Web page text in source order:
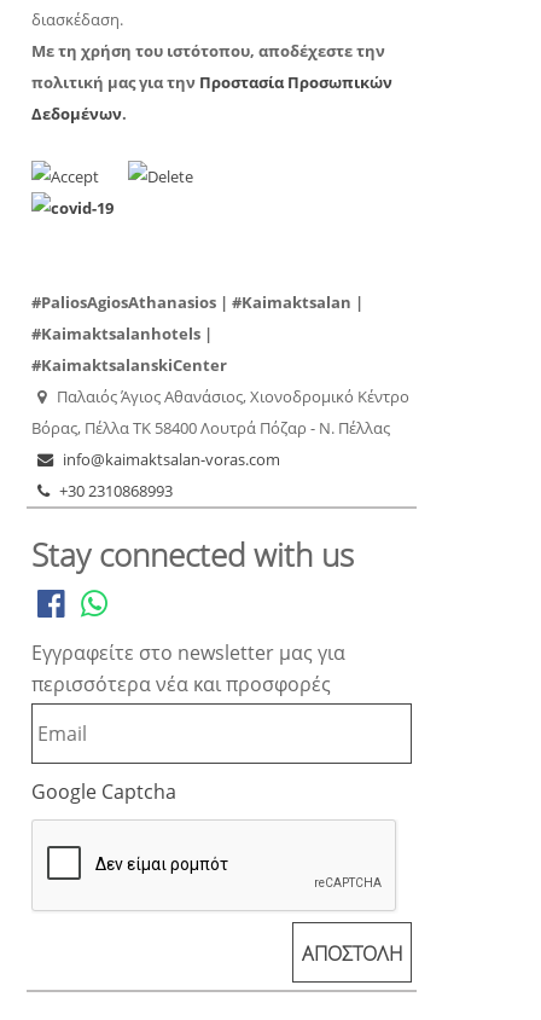
διασκέδαση.
Με τη χρήση του ιστότοπου, αποδέχεστε την
πολιτική μας για την Προστασία Προσωπικών
Δεδομένων.
#PaliosAgiosAthanasios | #Kaimaktsalan |
#Kaimaktsalanhotels |
#KaimaktsalanskiCenter
Παλαιός Άγιος Αθανάσιος, Χιονοδρομικό Κέντρο
Βόρας, Πέλλα ΤΚ 58400 Λουτρά Πόζαρ - Ν. Πέλλας
info@kaimaktsalan-voras.com
+30 2310868993
Stay connected with us
Εγγραφείτε στο newsletter μας για
περισσότερα νέα και προσφορές
Google Captcha